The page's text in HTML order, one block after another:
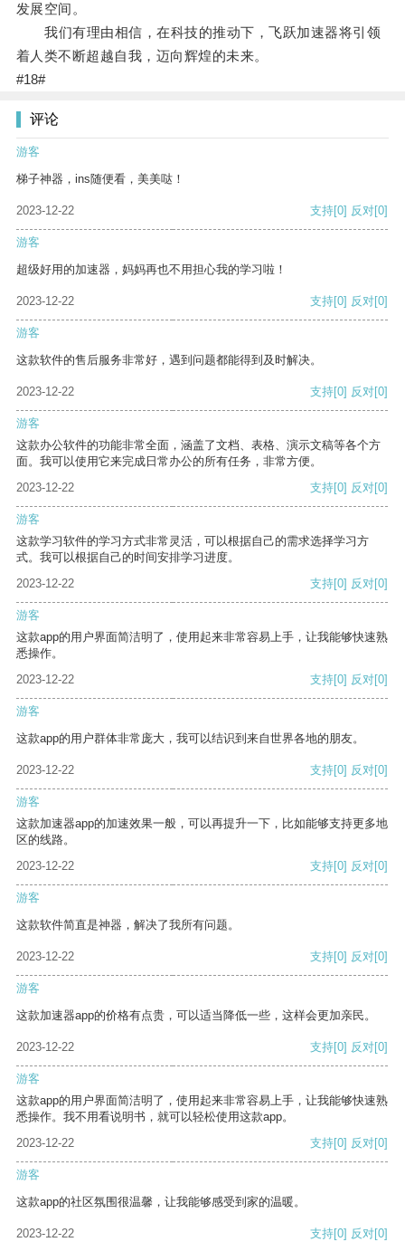
发展空间。
我们有理由相信，在科技的推动下，飞跃加速器将引领
着人类不断超越自我，迈向辉煌的未来。
#18#
评论
游客
梯子神器，ins随便看，美美哒！
2023-12-22 支持[0] 反对[0]
游客
超级好用的加速器，妈妈再也不用担心我的学习啦！
2023-12-22 支持[0] 反对[0]
游客
这款软件的售后服务非常好，遇到问题都能得到及时解决。
2023-12-22 支持[0] 反对[0]
游客
这款办公软件的功能非常全面，涵盖了文档、表格、演示文稿等各个方
面。我可以使用它来完成日常办公的所有任务，非常方便。
2023-12-22
支持[0] 反对[0]
游客
这款学习软件的学习方式非常灵活，可以根据自己的需求选择学习方
式。我可以根据自己的时间安排学习进度。
2023-12-22
支持[0] 反对[0]
游客
这款app的用户界面简洁明了，使用起来非常容易上手，让我能够快速熟
悉操作。
2023-12-22
支持[0] 反对[0]
游客
这款app的用户群体非常庞大，我可以结识到来自世界各地的朋友。
2023-12-22 支持[0] 反对[0]
游客
这款加速器app的加速效果一般，可以再提升一下，比如能够支持更多地
区的线路。
2023-12-22
支持[0] 反对[0]
游客
这款软件简直是神器，解决了我所有问题。
2023-12-22 支持[0] 反对[0]
游客
这款加速器app的价格有点贵，可以适当降低一些，这样会更加亲民。
2023-12-22 支持[0] 反对[0]
游客
这款app的用户界面简洁明了，使用起来非常容易上手，让我能够快速熟
悉操作。我不用看说明书，就可以轻松使用这款app。
2023-12-22
支持[0] 反对[0]
游客
这款app的社区氛围很温馨，让我能够感受到家的温暖。
2023-12-22 支持[0] 反对[0]